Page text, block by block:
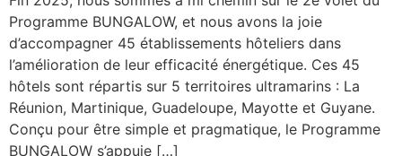
Programme BUNGALOW, et nous avons la joie
d’accompagner 45 établissements hôteliers dans
l’amélioration de leur efficacité énergétique. Ces 45
hôtels sont répartis sur 5 territoires ultramarins : La
Réunion, Martinique, Guadeloupe, Mayotte et Guyane.
Conçu pour être simple et pragmatique, le Programme
BUNGALOW s’appuie […]